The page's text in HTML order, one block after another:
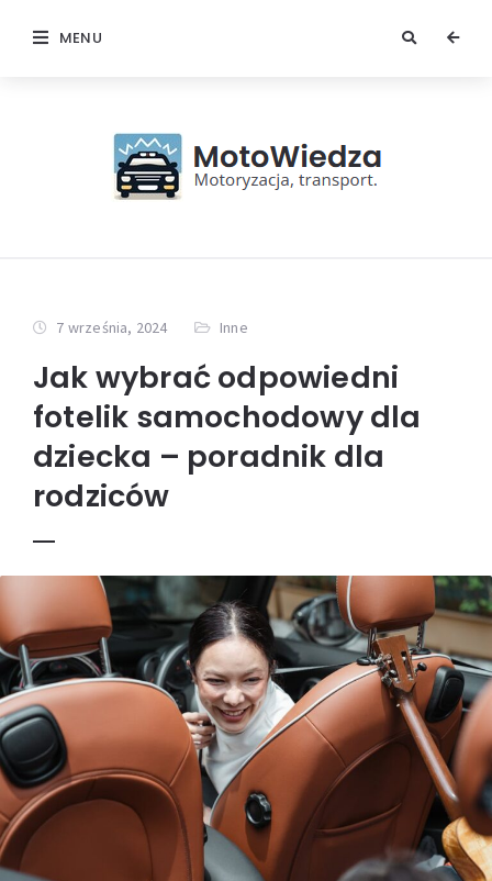
MENU
7 września, 2024 Inne
Jak wybrać odpowiedni
fotelik samochodowy dla
dziecka – poradnik dla
rodziców